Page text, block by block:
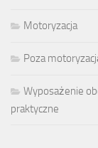
Motoryzacja
Poza
Wyposażenie
praktyczne